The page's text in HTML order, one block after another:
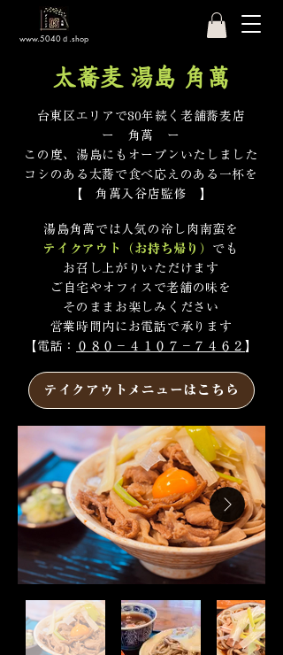
www.5040ｄ.shop
太蕎麦 湯島 角萬
台東区エリアで80年続く老舗蕎麦店
ー 角萬 ー
この度、湯島にもオープンいたしました
コシのある太蕎で食べ応えのある一杯を
【 角萬入谷店監修 】
湯島角萬では人気の冷し肉南蛮を
テイクアウト（お持ち帰り） でも
お召し上がりいただけます
ご自宅やオフィスで老舗の味を
そのままお楽しみください
​​営業時間内にお電話で承ります
​【電話：
０８０－４１０７－７４６２ 】
テイクアウトメニューはこちら